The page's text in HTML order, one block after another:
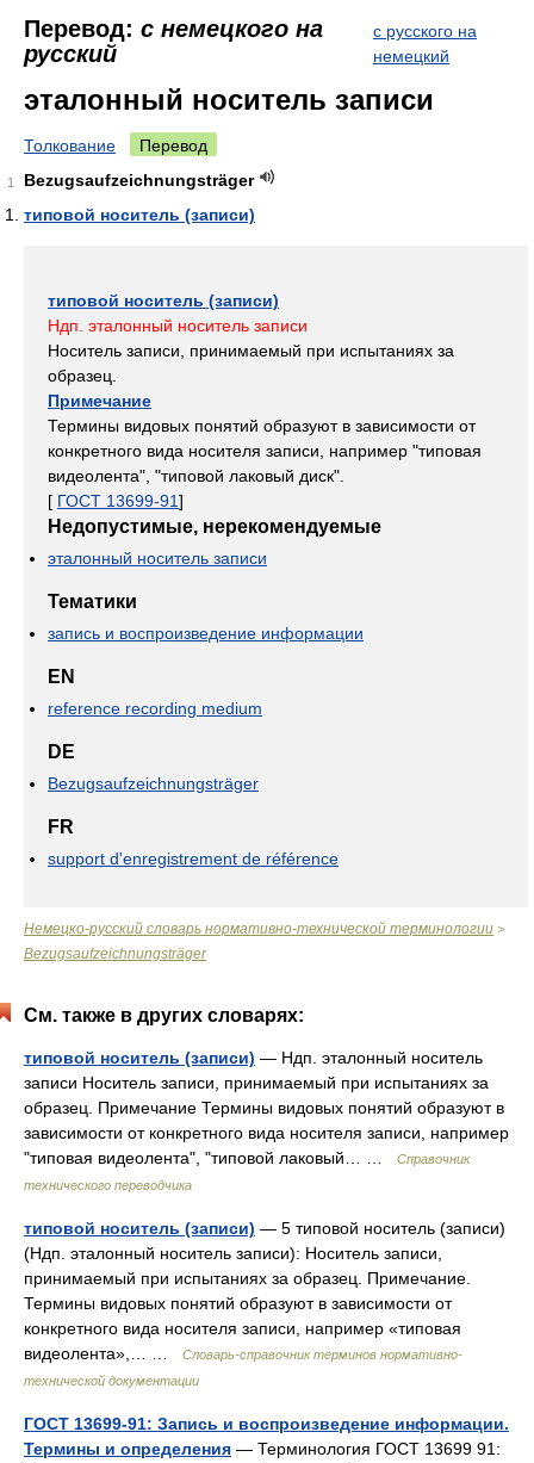
Перевод: с немецкого на
русский
с русского на
немецкий
эталонный носитель записи
Толкование Перевод
1
Bezugsaufzeichnungsträger
типовой носитель (записи)
типовой носитель (записи)
Ндп. эталонный носитель записи
Носитель записи, принимаемый при испытаниях за
образец.
Примечание
Термины видовых понятий образуют в зависимости от
конкретного вида носителя записи, например "типовая
видеолента", "типовой лаковый диск".
[ ГОСТ 13699-91]
Недопустимые, нерекомендуемые
эталонный носитель записи
Тематики
запись и воспроизведение информации
EN
reference recording medium
DE
Bezugsaufzeichnungsträger
FR
support d'enregistrement de référence
Немецко-русский словарь нормативно-технической терминологии >
Bezugsaufzeichnungsträger
См. также в других словарях:
типовой носитель (записи) — Ндп. эталонный носитель
записи Носитель записи, принимаемый при испытаниях за
образец. Примечание Термины видовых понятий образуют в
зависимости от конкретного вида носителя записи, например
"типовая видеолента", "типовой лаковый… …
Справочник
технического переводчика
типовой носитель (записи) — 5 типовой носитель (записи)
(Ндп. эталонный носитель записи): Носитель записи,
принимаемый при испытаниях за образец. Примечание.
Термины видовых понятий образуют в зависимости от
конкретного вида носителя записи, например «типовая
видеолента»,… …
Словарь-справочник терминов нормативно-
технической документации
ГОСТ 13699-91: Запись и воспроизведение информации.
Термины и определения — Терминология ГОСТ 13699 91: